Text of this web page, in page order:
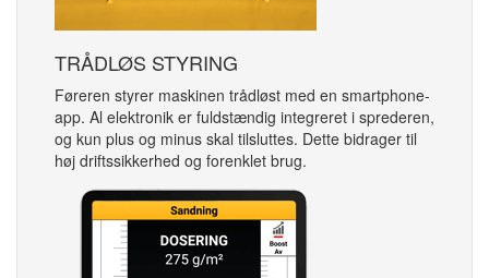
TRÅDLØS STYRING
Føreren styrer maskinen trådløst med en smartphone-
app. Al elektronik er fuldstændig integreret i sprederen,
og kun plus og minus skal tilsluttes. Dette bidrager til
høj driftssikkerhed og forenklet brug.